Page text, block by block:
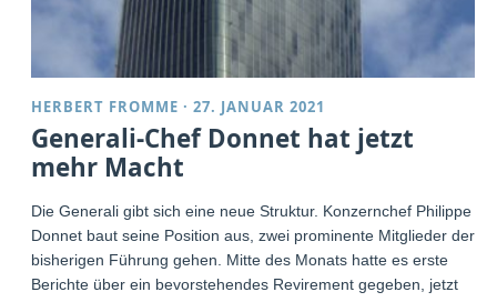
HERBERT FROMME ·27. JANUAR 2021
Generali-Chef Donnet hat jetzt
mehr Macht
Die Generali gibt sich eine neue Struktur. Konzernchef Philippe
Donnet baut seine Position aus, zwei prominente Mitglieder der
bisherigen Führung gehen. Mitte des Monats hatte es erste
Berichte über ein bevorstehendes Revirement gegeben, jetzt